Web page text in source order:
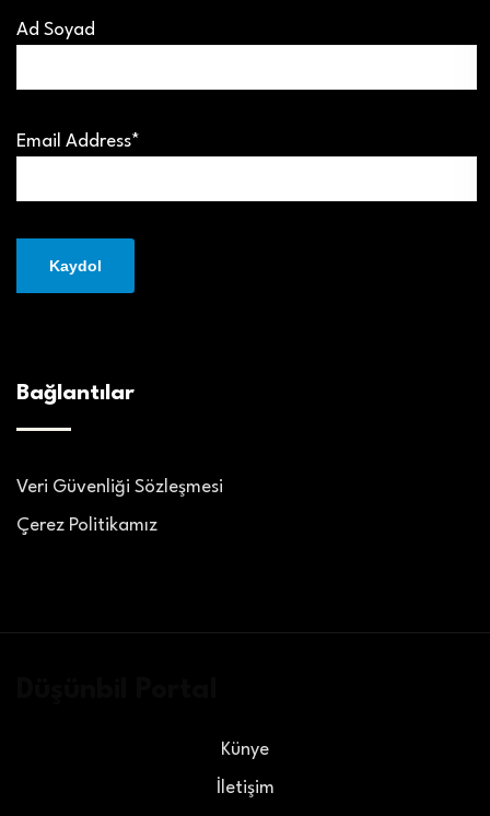
Ad Soyad
Email Address*
Bağlantılar
Veri Güvenliği Sözleşmesi
Çerez Politikamız
Künye
İletişim